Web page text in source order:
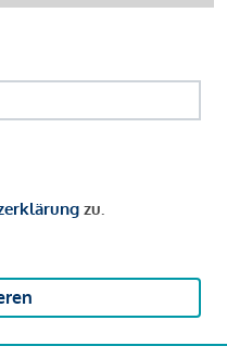
zu.